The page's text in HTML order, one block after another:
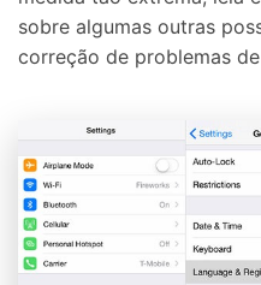
sobre algumas outras
correção de problemas